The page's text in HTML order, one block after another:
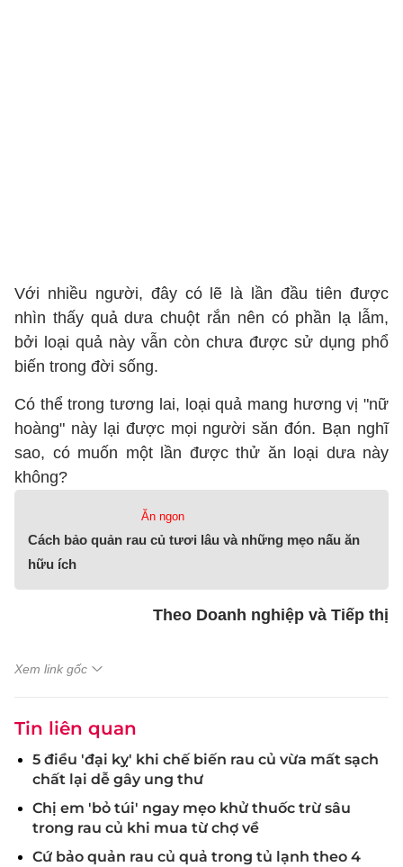
Với nhiều người, đây có lẽ là lần đầu tiên được
nhìn thấy quả dưa chuột rắn nên có phần lạ lẫm,
bởi loại quả này vẫn còn chưa được sử dụng phổ
biến trong đời sống.
Có thể trong tương lai, loại quả mang hương vị "nữ
hoàng" này lại được mọi người săn đón. Bạn nghĩ
sao, có muốn một lần được thử ăn loại dưa này
không?
Ăn ngon
Cách bảo quản rau củ tươi lâu và những mẹo nấu ăn
hữu ích
Theo Doanh nghiệp và Tiếp thị
Xem link gốc
Tin liên quan
5 điều 'đại kỵ' khi chế biến rau củ vừa mất sạch
chất lại dễ gây ung thư
Chị em 'bỏ túi' ngay mẹo khử thuốc trừ sâu
trong rau củ khi mua từ chợ về
Cứ bảo quản rau củ quả trong tủ lạnh theo 4